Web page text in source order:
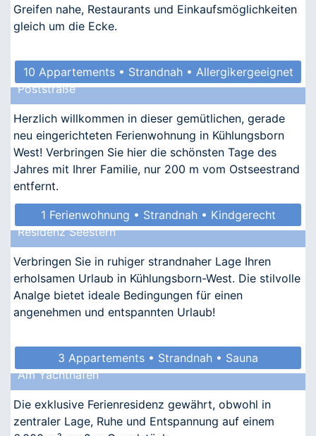
Greifen nahe, Restaurants und Einkaufsmöglichkeiten
gleich um die Ecke.
10 Appartements • Strandnah • Allergikergeeignet
Poststraße
Herzlich willkommen in dieser gemütlichen, gerade
neu eingerichteten Ferienwohnung in Kühlungsborn
West! Verbringen Sie hier die schönsten Tage des
Jahres mit Ihrer Familie, nur 200 m vom Ostseestrand
entfernt.
1 Ferienwohnung • Strandnah • Kindgerecht
• Allergikergeeignet
Residenz Seestern
Verbringen Sie in ruhiger strandnaher Lage Ihren
erholsamen Urlaub in Kühlungsborn-West. Die stilvolle
Analge bietet ideale Bedingungen für einen
angenehmen und entspannten Urlaub!
3 Appartements • Strandnah • Sauna
Am Yachthafen
Die exklusive Ferienresidenz gewährt, obwohl in
zentraler Lage, Ruhe und Entspannung auf einem